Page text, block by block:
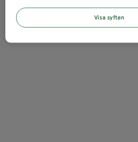
Visa syften